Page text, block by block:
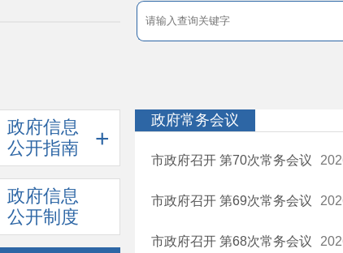
政府信息
公开指南
政府信息
公开制度
政府常务会议
市政府召开 第70次常务会议
市政府召开 第69次常务会议
市政府召开 第68次常务会议